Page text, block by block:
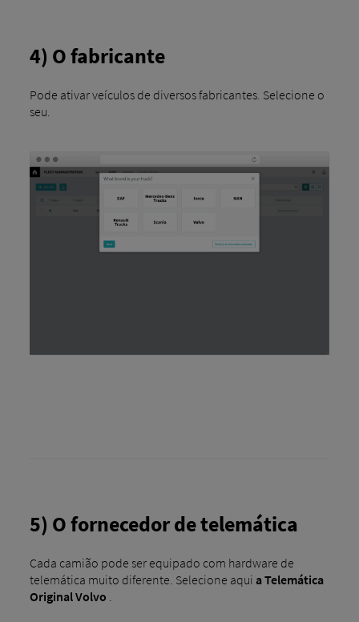
4) O fabricante
Pode ativar veículos de diversos fabricantes. Selecione o
seu.
5) O fornecedor de telemática
Cada camião pode ser equipado com hardware de
telemática muito diferente. Selecione aqui a Telemática
Original Volvo